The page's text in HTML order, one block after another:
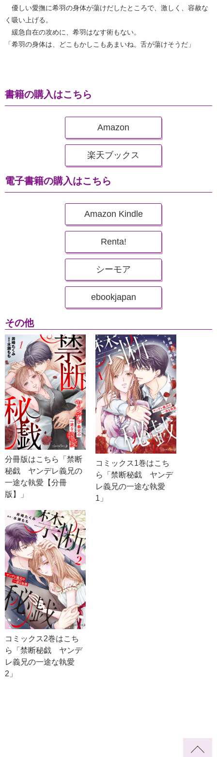
優しい愛撫に希羽の身体が蕩けだしたところで、激しく、容赦な
く吸い上げる。
緩急自在の攻めに、希羽はなす術もない。
「希羽の身体は、どこもかしこもあまいね。舌が蕩けそうだ」
書籍の購入はこちら
Amazon
楽天ブックス
電子書籍の購入はこちら
Amazon Kindle
Renta!
シーモア
ebookjapan
その他
分冊版はこちら「禁断
秘戯 ヤンデレ義兄の
一途な執愛【分冊
版】」
コミックス1巻はこち
ら「禁断秘戯 ヤンデ
レ義兄の一途な執愛
1」
コミックス2巻はこち
ら「禁断秘戯 ヤンデ
レ義兄の一途な執愛
2」